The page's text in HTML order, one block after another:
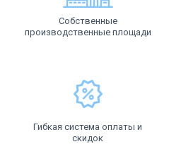
Собственные
производственные площади
Гибкая система оплаты и
скидок